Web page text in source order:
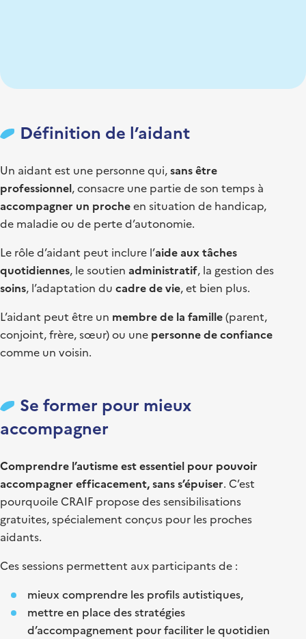
Définition de l’aidant
Un aidant est une personne qui,sans être
professionnel, consacre une partie de son temps à
accompagner un procheen situation de handicap,
de maladie ou de perte d’autonomie.
Le rôle d’aidant peut inclure l’aide aux tâches
quotidiennes, le soutien administratif, la gestion des
soins, l’adaptation du cadre de vie, et bien plus.
L’aidant peut être un membre de la famille(parent,
conjoint, frère, sœur) ou une personne de confiance
comme un voisin.
Se former pour mieux
accompagner
Comprendre l’autisme est essentiel pour pouvoir
accompagner efficacement, sans s’épuiser. C’est
pourquoile CRAIF propose des sensibilisations
gratuites, spécialement conçus pour les proches
aidants.
Ces sessions permettent aux participants de :
mieux comprendre les profils autistiques,
mettre en place des stratégies
d’accompagnement pour faciliter le quotidien